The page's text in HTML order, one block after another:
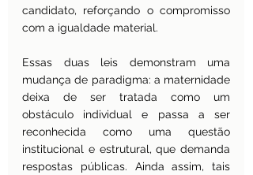
candidato, reforçando o compromisso
com a igualdade material.
Essas duas leis demonstram uma
mudança de paradigma: a maternidade
deixa de ser tratada como um
obstáculo individual e passa a ser
reconhecida como uma questão
institucional e estrutural, que demanda
respostas públicas. Ainda assim, tais